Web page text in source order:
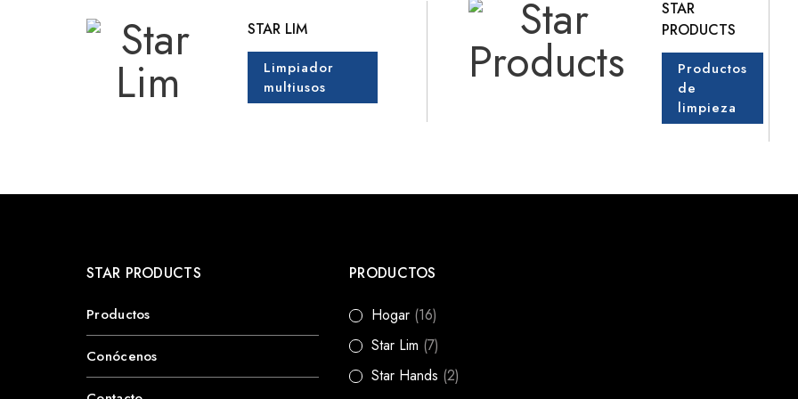
STAR LIM
Limpiador
multiusos
STAR
PRODUCTS
Productos
de
limpieza
STAR PRODUCTS
Productos
Conócenos
PRODUCTOS
Hogar (16)
Star Lim (7)
Star Hands (2)